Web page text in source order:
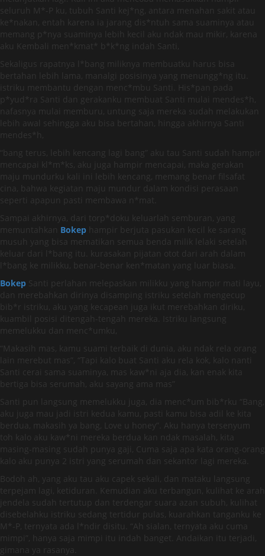
seluruh M*-P ku, tubuh Santi kej*ng, antara menahan sakit atau
ke*nakan, entah karena ia jarang dis*ntuh sama suaminya atau
memang p*nya suaminya lebih kecil aku ndak mau mikir, karena
aku Kembali men*kmat* b*k*ng indah Santi,
Sekaligus rapatnya l*bang miliknya membuatku harus bisa
bertahan lebih lama, manalgi posisinya yang menungg*ng itu.
istriku membantu dengan menc*mbu Santi. His*pan pada
p*yud*ra Santi dan gerakanku membuat Santi mulai mendes*h,
nafasnya mulai memburu, untung saja mereka sudah melakukan
lebih awal sehingga aku bisa bertahan, hingga akhirnya Santi
mendes*h,
“bang terus, lebih kencang lagi bang” aku tau Santi sudah hampir
mencapai kl*m*ks, aku juga hampir mencapai, maka gerakan
maju mundurku kali ini lebih kencang, memang benar filsafat
cina, bahwa kegiatan maju mundur dalam kondisi perasaan
seperti apapun pasti membawa n*mat.
Sampai akhirnya, dari torp*doku keluarlah semburan, yang
memuntahkan Bokep hampir berjuta pasukan kecil ke sarang
musuh yang bisa mematikan semua benda milik lelaki setelah
keluar dari l*bang itu. kurasakan pijatan otot dari arah dalam
l*bang ke milikku, benar-benar ken*matan yang luar biasa.
Bokep Santi perlahan melepaskan milikku yang hampir mati layu,
dan merebahkan dirinya disamping istriku setelah mengecup
bib*r istriku, aku yang kecapean juga ikut merebahkan diriku,
kuambil posisi ditengah-tengah mereka. Istriku langsung
memelukku dan menc*umku,
“Makasih mas, kamu suami terbaik di dunia, aku ndak rela orang
lain merebut mas”, “Tapi kalo buat Santi aku rela kok, kalo nanti
Santi cerai sama suaminya, mas kaw*ni aja dia, kan enak kita
bertiga bisa serumah, aku sayang ama mas”
Santi pun langsung memelukku juga, dia menc*um bib*rku “Bang,
aku juga mau jadi istri kedua kamu, pasti kamu bisa adil ke kita
berdua, makasih ya bang, Love u honey”. Aku hanya tersenyum
toh kalo aku kaw*ni mereka berdua kan ndak masalah, kita
masing-masing sudah punya gaji, Cuma saja apa kata orang-orang
kalo aku punya 2 istri yang serumah dan sekantor lagi mereka.
Bodoh ah, yang aku tau aku capek sekali, dan mataku langsung
terpejam lagi, ketiduran. Kemudian aku terbangun, kulihat ke arah
jendela sudah tertutup dan terdengar suara azan subuh, kulihat
disebelahku istriku sedang tertidur pulas, kuarahkan tanganku ke
M*-P, ternyata ada l*ndir disitu. “Ah sialan, ternyata aku cuma
mimpi”, hanya saja mimpi itu indah banget. Andaikan itu terjadi,
gimana ya rasanya.